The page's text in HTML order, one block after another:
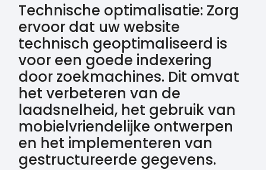
Technische optimalisatie: Zorg
ervoor dat uw website
technisch geoptimaliseerd is
voor een goede indexering
door zoekmachines. Dit omvat
het verbeteren van de
laadsnelheid, het gebruik van
mobielvriendelijke ontwerpen
en het implementeren van
gestructureerde gegevens.